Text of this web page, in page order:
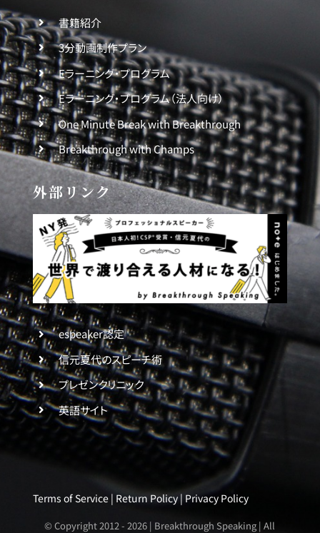
書籍紹介
3分動画制作プラン
Eラーニング・プログラム
Eラーニング・プログラム（法人向け）
One Minute Break with Breakthrough
Breakthrough with Champs
外部リンク
espeaker認定
信元夏代のスピーチ術
プレゼンクリニック
英語サイト
Terms of Service| Return Policy| Privacy Policy
© Copyright 2012 -2026 | Breakthrough Speaking | All